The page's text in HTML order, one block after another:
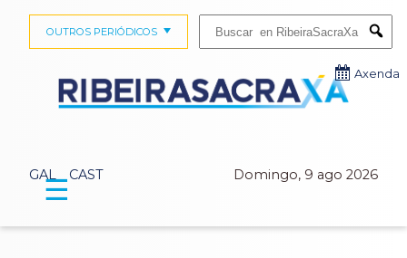
GAL CAST Domingo, 9 ago 2026
OUTROS PERIÓDICOS
Axenda
☰